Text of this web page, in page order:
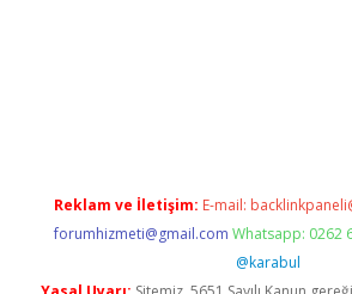
Reklam ve İletişim: E-mail:
forumhizmeti@gmail.com Whatsapp: 0262
@karabul